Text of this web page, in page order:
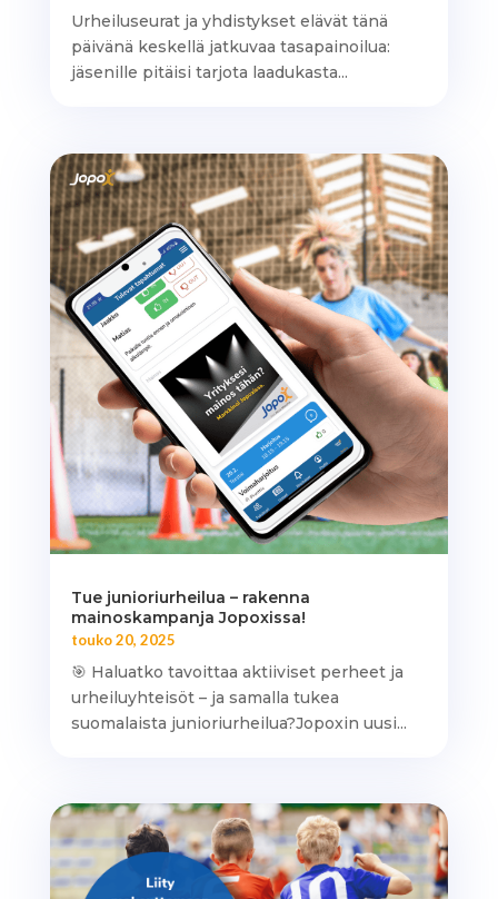
Urheiluseurat ja yhdistykset elävät tänä
päivänä keskellä jatkuvaa tasapainoilua:
jäsenille pitäisi tarjota laadukasta...
Tue junioriurheilua – rakenna
mainoskampanja Jopoxissa!
touko 20, 2025
🎯 Haluatko tavoittaa aktiiviset perheet ja
urheiluyhteisöt – ja samalla tukea
suomalaista junioriurheilua?Jopoxin uusi...